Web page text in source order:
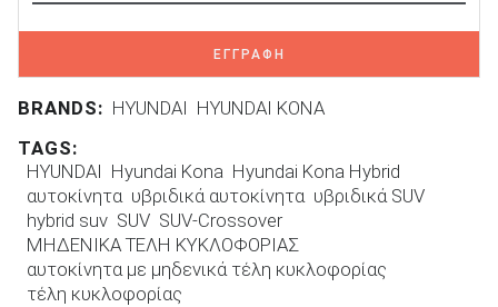
ΕΓΓΡΑΦΗ
BRANDS: HYUNDAI HYUNDAI KONA
TAGS:
HYUNDAI Hyundai Kona Hyundai Kona Hybrid
αυτοκίνητα υβριδικά αυτοκίνητα υβριδικά SUV
hybrid suv SUV SUV-Crossover
ΜΗΔΕΝΙΚΑ ΤΕΛΗ ΚΥΚΛΟΦΟΡΙΑΣ
αυτοκίνητα με μηδενικά τέλη κυκλοφορίας
τέλη κυκλοφορίας